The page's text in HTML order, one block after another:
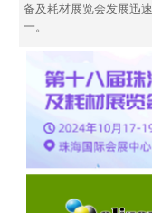
备及耗材展览会发展迅
一。